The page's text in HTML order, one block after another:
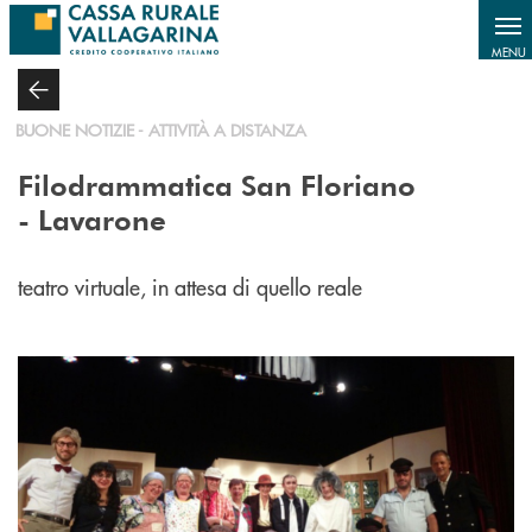
Salta al contenuto principale
MENU
BUONE NOTIZIE - ATTIVITÀ A DISTANZA
Filodrammatica San Floriano
- Lavarone
teatro virtuale, in attesa di quello reale